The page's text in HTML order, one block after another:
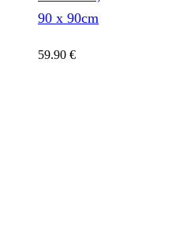
90 x 90cm
59.90 €